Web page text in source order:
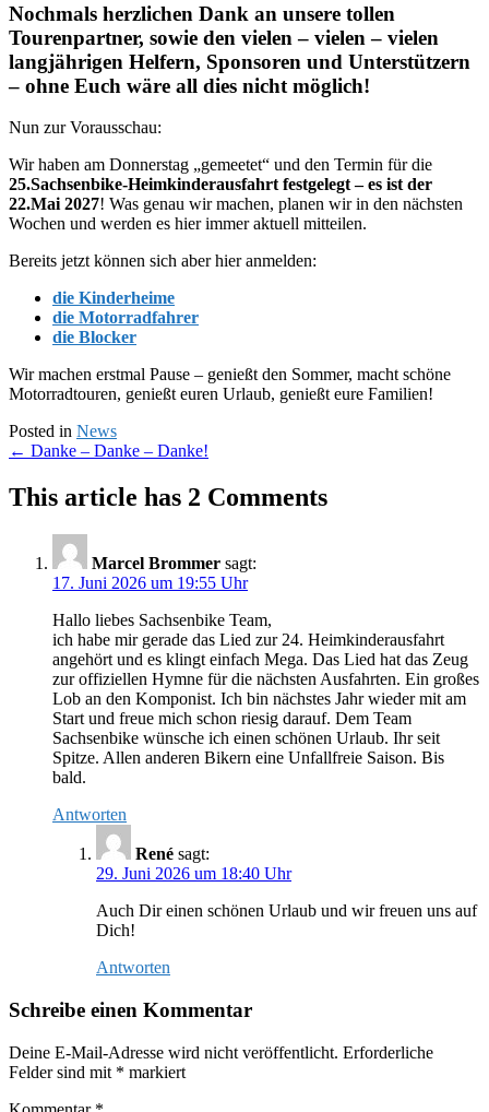
Nochmals herzlichen Dank an unsere tollen
Tourenpartner, sowie den vielen – vielen – vielen
langjährigen Helfern, Sponsoren und Unterstützern
– ohne Euch wäre all dies nicht möglich!
Nun zur Vorausschau:
Wir haben am Donnerstag „gemeetet“ und den Termin für die
25.Sachsenbike-Heimkinderausfahrt festgelegt – es ist der
22.Mai 2027! Was genau wir machen, planen wir in den nächsten
Wochen und werden es hier immer aktuell mitteilen.
Bereits jetzt können sich aber hier anmelden:
die Kinderheime
die Motorradfahrer
die Blocker
Wir machen erstmal Pause – genießt den Sommer, macht schöne
Motorradtouren, genießt euren Urlaub, genießt eure Familien!
Posted in News
Post
navigation
← Danke – Danke – Danke!
This article has 2 Comments
Marcel Brommer sagt:
17. Juni 2026 um 19:55 Uhr
Hallo liebes Sachsenbike Team,
ich habe mir gerade das Lied zur 24. Heimkinderausfahrt
angehört und es klingt einfach Mega. Das Lied hat das Zeug
zur offiziellen Hymne für die nächsten Ausfahrten. Ein großes
Lob an den Komponist. Ich bin nächstes Jahr wieder mit am
Start und freue mich schon riesig darauf. Dem Team
Sachsenbike wünsche ich einen schönen Urlaub. Ihr seit
Spitze. Allen anderen Bikern eine Unfallfreie Saison. Bis
bald.
Antworten
René sagt:
29. Juni 2026 um 18:40 Uhr
Auch Dir einen schönen Urlaub und wir freuen uns auf
Dich!
Antworten
Schreibe einen Kommentar
Deine E-Mail-Adresse wird nicht veröffentlicht. Erforderliche
Felder sind mit * markiert